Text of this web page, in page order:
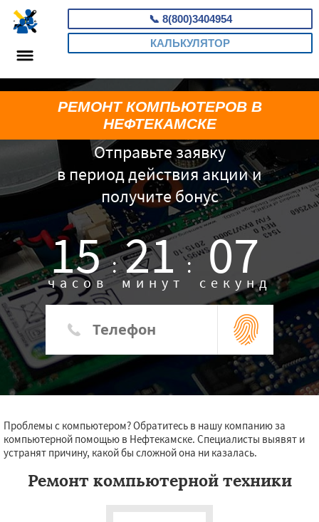
📞 8(800)3404954
КАЛЬКУЛЯТОР
Отправьте заявку
в период действия акции и
получите бонус
15 :
часов 21 :
минут 06
секунд
РЕМОНТ КОМПЬЮТЕРОВ В
НЕФТЕКАМСКЕ
Проблемы с компьютером? Обратитесь в нашу компанию за
компьютерной помощью в Нефтекамске. Специалисты выявят и
устранят причину, какой бы сложной она ни казалась.
Ремонт компьютерной техники